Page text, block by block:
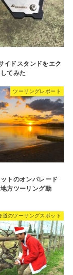
イドスタンドをエク
てみた
ツーリングレポート
トのオンパレード
地方ツーリング動
道のツーリングスポット